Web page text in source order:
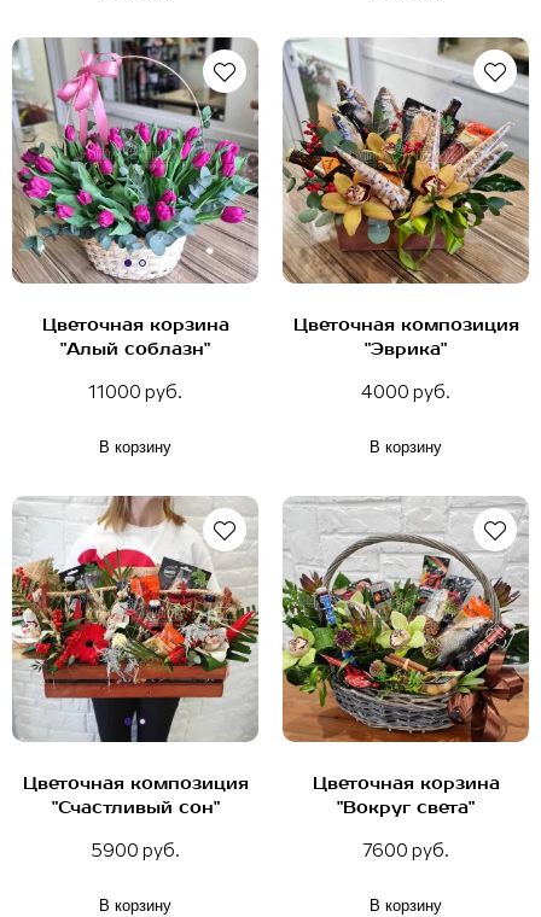
Цветочная корзина
"Алый соблазн"
11000 руб.
В корзину
Цветочная композиция
"Эврика"
4000 руб.
В корзину
Цветочная композиция
"Счастливый сон"
5900 руб.
В корзину
Цветочная корзина
"Вокруг света"
7600 руб.
В корзину